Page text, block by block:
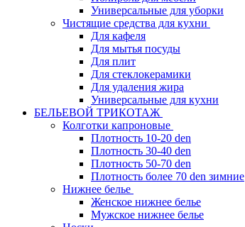
Универсальные для уборки
Чистящие средства для кухни
Для кафеля
Для мытья посуды
Для плит
Для стеклокерамики
Для удаления жира
Универсальные для кухни
БЕЛЬЕВОЙ ТРИКОТАЖ
Колготки капроновые
Плотность 10-20 den
Плотность 30-40 den
Плотность 50-70 den
Плотность более 70 den зимние
Нижнее белье
Женское нижнее белье
Мужское нижнее белье